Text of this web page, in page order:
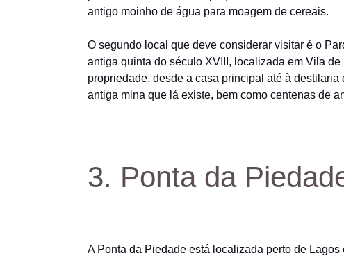
antigo moinho de água para moagem de cereais.
O segundo local que deve considerar visitar é o
antiga quinta do século XVIII, localizada em Vila
propriedade, desde a casa principal até à destilaria
antiga mina que lá existe, bem como centenas de
3. Ponta da
A Ponta da Piedade está localizada perto de